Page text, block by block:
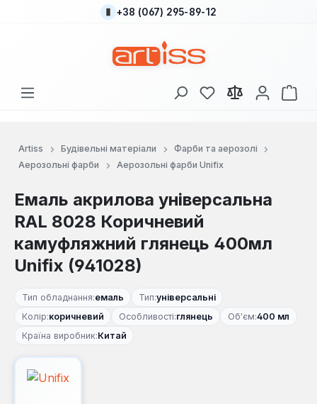
Перейти до основного вмісту
+38 (067) 295-89-12
У вас є 0 у списку
Artiss Будівельні матеріали
Фарби та аерозолі
Аерозольні фарби
Аерозольні фарби Unifix
Емаль акрилова універсальна
RAL 8028 Коричневий
камуфляжний глянець 400мл
Unifix (941028)
Тип обладнання:емаль Тип:універсальні
Колір:коричневий Особливості:глянець Об'єм:400 мл
Країна виробник:Китай